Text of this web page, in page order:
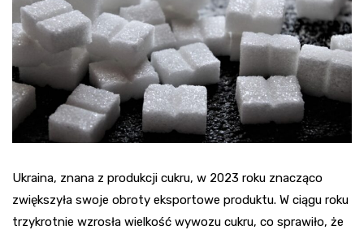
Ukraina, znana z produkcji cukru, w 2023 roku znacząco
zwiększyła swoje obroty eksportowe produktu. W ciągu roku
trzykrotnie wzrosła wielkość wywozu cukru, co sprawiło, że